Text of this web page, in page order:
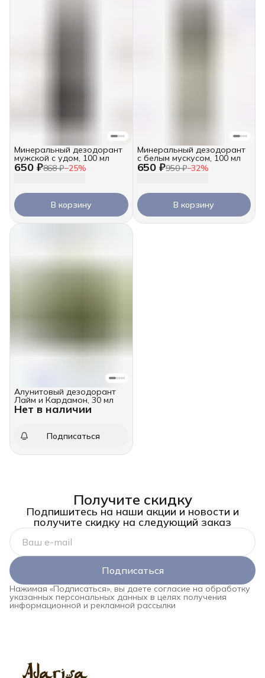
650 ₽868 ₽−25%
Минеральный дезодорант
мужской с удом, 100 мл
В корзину
650 ₽950 ₽−32%
Минеральный дезодорант
с белым мускусом, 100 мл
В корзину
Нет в наличии
Алунитовый дезодорант
Лайм и Кардамон, 30 мл
Подписаться
Получите скидку
Подпишитесь на наши акции и новости и
получите скидку на следующий заказ
Подписаться
Нажимая «Подписаться», вы даете согласие на обработку
указанных персональных данных в целях получения
информационной и рекламной рассылки